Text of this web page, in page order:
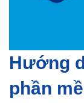
Hướng
phần